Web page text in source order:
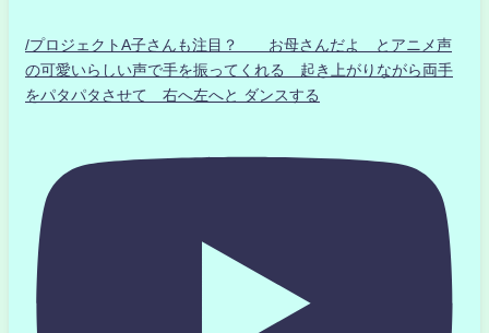
/プロジェクトA子さんも注目？ お母さんだよ とアニメ声
の可愛いらしい声で手を振ってくれる 起き上がりながら両手
をパタパタさせて 右へ左へと ダンスする